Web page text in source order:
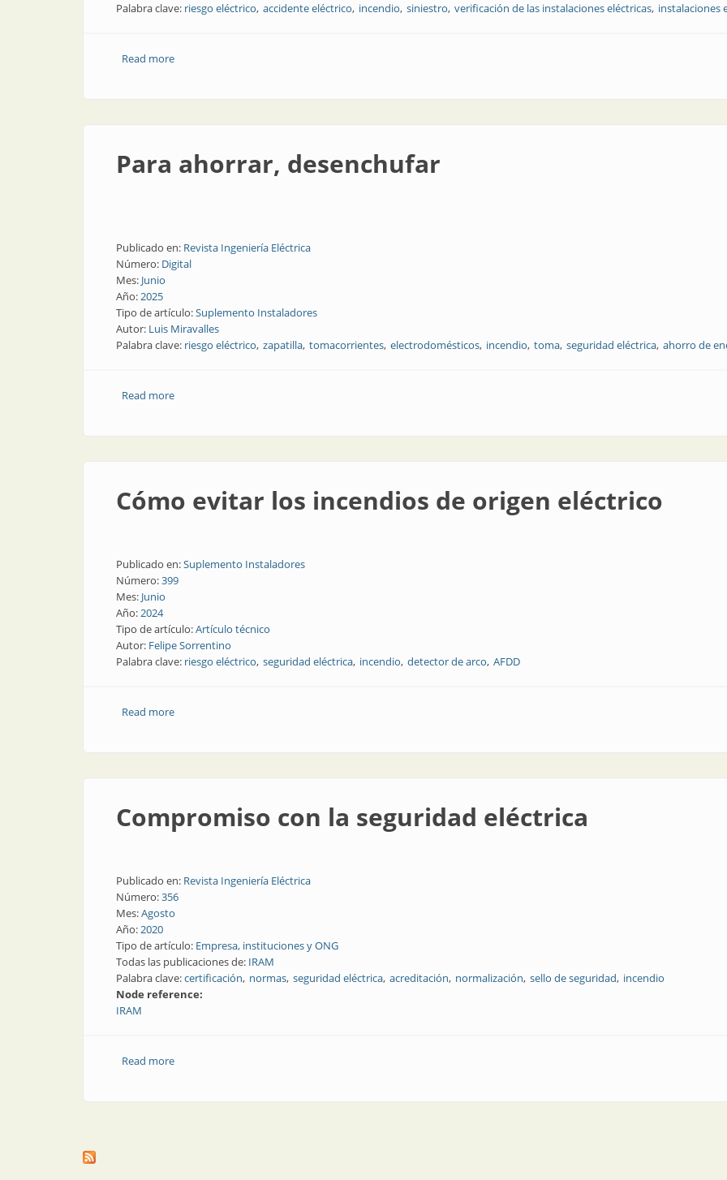
Palabra clave: riesgo eléctrico accidente eléctrico incendio siniestro verificación de las instalaciones eléctricas instalaciones
Read moreabout Accidentes eléctricos
Para ahorrar, desenchufar
Publicado en: Revista Ingeniería Eléctrica
Número: Digital
Mes: Junio
Año:2025
Tipo de artículo:Suplemento Instaladores
Autor: Luis Miravalles
Palabra clave: riesgo eléctrico zapatilla tomacorrientes electrodomésticos incendio toma seguridad eléctrica ahorro de
Read moreabout Para ahorrar, desenchufar
Cómo evitar los incendios de origen eléctrico
Publicado en:Suplemento Instaladores
Número:399
Mes: Junio
Año:2024
Tipo de artículo:Artículo técnico
Autor: Felipe Sorrentino
Palabra clave: riesgo eléctrico seguridad eléctrica incendio detector de arco AFDD
Read moreabout Cómo evitar los incendios de origen eléctrico
Compromiso con la seguridad eléctrica
Publicado en: Revista Ingeniería Eléctrica
Número:356
Mes:Agosto
Año:2020
Tipo de artículo: Empresa, instituciones y ONG
Todas las publicaciones de: IRAM
Palabra clave:certificación normas seguridad eléctrica acreditación normalización sello de seguridad incendio
Node reference:
IRAM
Read moreabout Compromiso con la seguridad eléctrica